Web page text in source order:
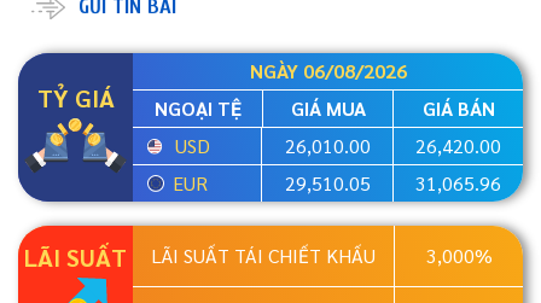
GỬI TIN BÀI
TỶ GIÁ
NGÀY 06/08/2026
NGOẠI TỆ
GIÁ MUA
GIÁ BÁN
USD
26,010.00
26,420.00
EUR
29,510.05 31,065.96
LÃI SUẤT LÃI SUẤT TÁI CHIẾT KHẤU 3,000%